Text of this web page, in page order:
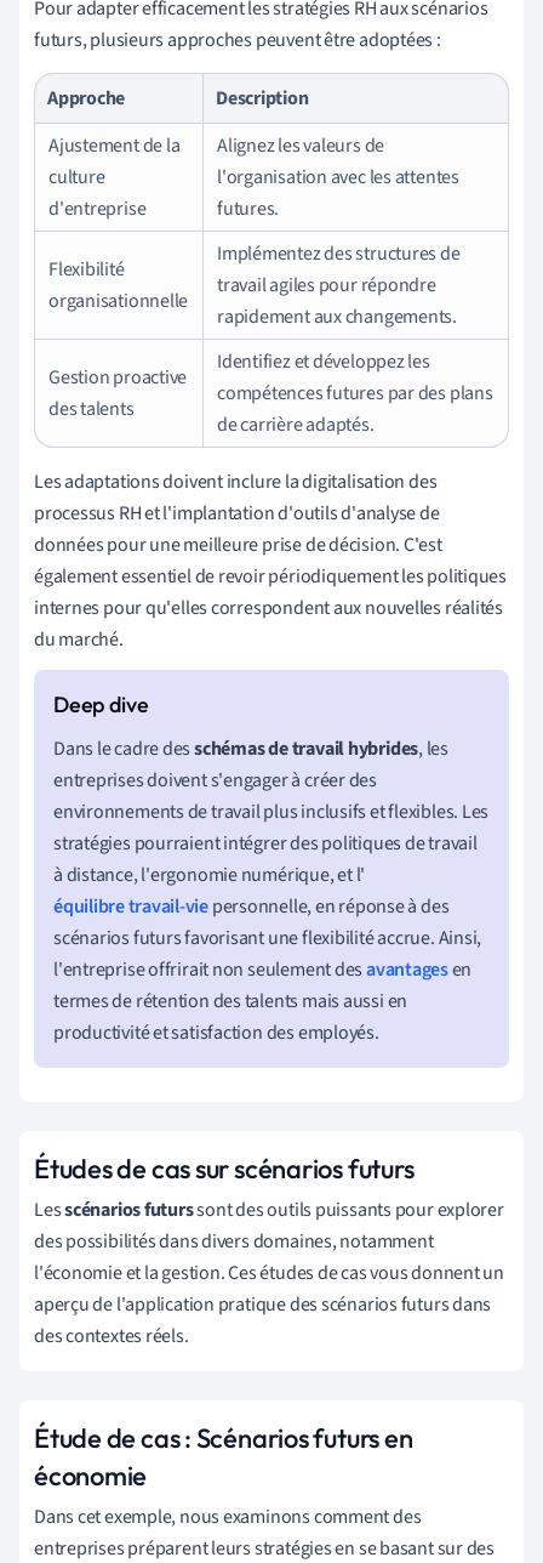
Pour adapter efficacement les stratégies RH aux scénarios
futurs, plusieurs approches peuvent être adoptées :
Approche
Description
Ajustement de la
culture
d'entreprise
Alignez les valeurs de
l'organisation avec les attentes
futures.
Flexibilité
organisationnelle
Implémentez des structures de
travail agiles pour répondre
rapidement aux changements.
Gestion proactive
des talents
Identifiez et développez les
compétences futures par des plans
de carrière adaptés.
Les adaptations doivent inclure la digitalisation des
processus RH et l'implantation d'outils d'analyse de
données pour une meilleure prise de décision. C'est
également essentiel de revoir périodiquement les politiques
internes pour qu'elles correspondent aux nouvelles réalités
du marché.
Dans le cadre desschémas de travail hybrides, les
entreprises doivent s'engager à créer des
environnements de travail plus inclusifs et flexibles. Les
stratégies pourraient intégrer des politiques de travail
à distance, l'ergonomie numérique, et l'
équilibre travail-viepersonnelle, en réponse à des
scénarios futurs favorisant une flexibilité accrue. Ainsi,
l'entreprise offrirait non seulement desavantagesen
termes de rétention des talents mais aussi en
productivité et satisfaction des employés.
Études de cas sur scénarios futurs
Lesscénarios futurssont des outils puissants pour explorer
des possibilités dans divers domaines, notamment
l'économie et la gestion. Ces études de cas vous donnent un
aperçu de l'application pratique des scénarios futurs dans
des contextes réels.
Étude de cas : Scénarios futurs en
économie
Dans cet exemple, nous examinons comment des
entreprises préparent leurs stratégies en se basant sur des